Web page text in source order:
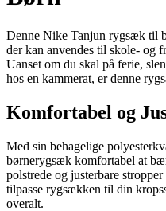
Denne Nike Tanjun rygsæk til
der kan anvendes til skole- og
Uanset om du skal på ferie,
hos en kammerat, er denne
Komfortabel og
Med sin behagelige
børnerygsæk komfortabel at
polstrede og justerbare
tilpasse rygsækken til din
overalt.